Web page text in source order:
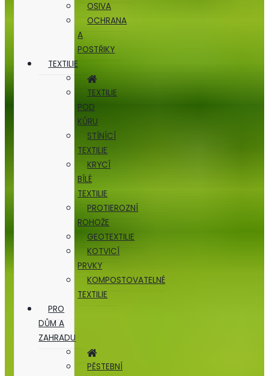
OSIVA
OCHRANA
A
POSTŘIKY
TEXTILIE
TEXTILIE
POD
KŮRU
STÍNÍCÍ
TEXTILIE
KRYCÍ
BÍLÉ
TEXTILIE
PROTIEROZNÍ
ROHOŽE
GEOTEXTILIE
KOTVICÍ
PRVKY
KOMPOSTOVATELNÉ
TEXTILIE
PRO
DŮM A
ZAHRADU
PĚSTEBNÍ